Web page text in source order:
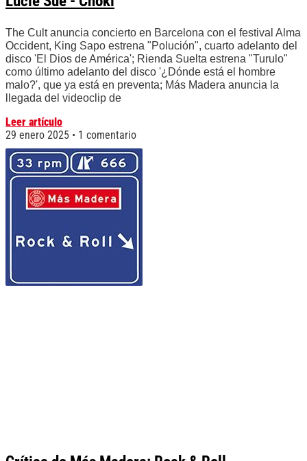
The Cult anuncia concierto en Barcelona con el festival Alma
Occident, King Sapo estrena "Polución", cuarto adelanto del
disco 'El Dios de América'; Rienda Suelta estrena "Turulo"
como último adelanto del disco '¿Dónde está el hombre
malo?', que ya está en preventa; Más Madera anuncia la
llegada del videoclip de
Leer artículo
29 enero 2025
1 comentario